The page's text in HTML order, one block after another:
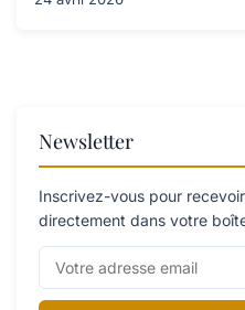
Newsletter
Inscrivez-vous pour
directement dans votre